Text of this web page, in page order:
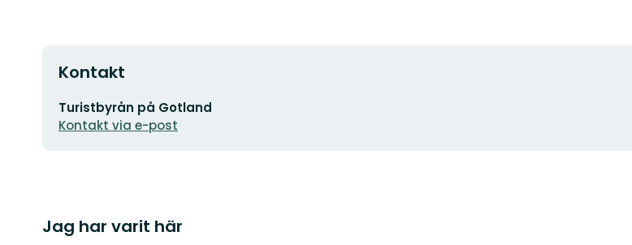
Kontakt
E-
postadress
Turistbyrån på Gotland
Kontakt via e-post
Jag har varit här